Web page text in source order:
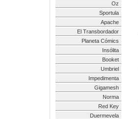
Oz
Sportula
Apache
El Transbordador
Planeta Cómics
Insólita
Booket
Umbriel
Impedimenta
Gigamesh
Norma
Red Key
Duermevela